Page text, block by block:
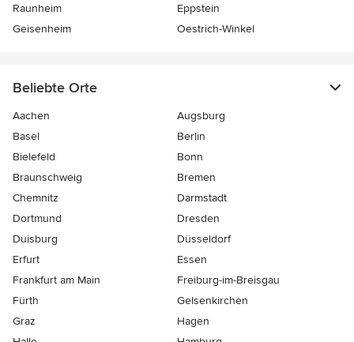
Raunheim
Eppstein
Geisenheim
Oestrich-Winkel
Beliebte Orte
Aachen
Augsburg
Basel
Berlin
Bielefeld
Bonn
Braunschweig
Bremen
Chemnitz
Darmstadt
Dortmund
Dresden
Duisburg
Düsseldorf
Erfurt
Essen
Frankfurt am Main
Freiburg-im-Breisgau
Fürth
Gelsenkirchen
Graz
Hagen